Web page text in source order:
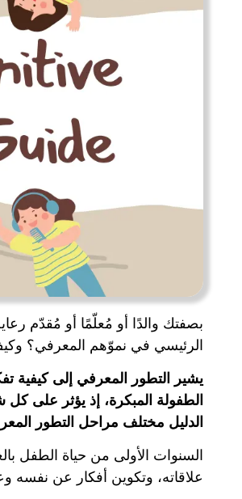
بصفتك والدًا أو مُعلّمًا أو مُقدّم
الرئيسي في نموّهم المعرفي؟
يشير التطور المعرفي إلى كيفية
الطفولة المبكرة، إذ يؤثر على
الدليل مختلف مراحل التطور
السنوات الأولى من حياة الطفل
علاقاته، وتكوين أفكار عن نفسه